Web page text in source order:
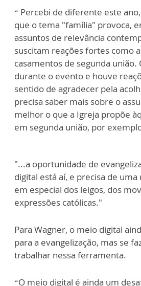
“ Percebi de diferente este
que o tema "família" provoca,
assuntos de relevância
suscitam reações fortes como
casamentos de segunda
durante o evento e houve
sentido de agradecer pela
precisa saber mais sobre o
melhor o que a Igreja propõe
em segunda união, por
"...a oportunidade de
digital está aí, e precisa de
em especial dos leigos, dos
expressões católicas."
Para Wagner, o meio digital
para a evangelização, mas se
trabalhar nessa ferramenta.
“O meio digital é ainda um